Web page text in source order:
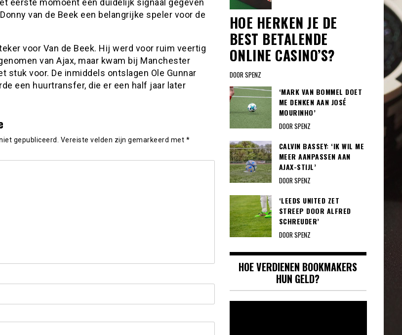
eerste momoent een duidelijk signaal gegeven
van de Beek een belangrijke speler voor de
voor Van de Beek. Hij werd voor ruim veertig
van Ajax, maar kwam bij Manchester
stuk voor. De inmiddels ontslagen Ole Gunnar
een huurtransfer, die er een half jaar later
gepubliceerd. Vereiste velden zijn gemarkeerd met *
HOE HERKEN JE DE
BEST BETALENDE
ONLINE CASINO’S?
DOOR SPENZ
‘MARK VAN BOMMEL DOET
ME DENKEN AAN JOSÉ
MOURINHO’
DOOR SPENZ
CALVIN BASSEY: ‘IK WIL ME
MEER AANPASSEN AAN
AJAX-STIJL’
DOOR SPENZ
‘LEEDS UNITED ZET
STREEP DOOR ALFRED
SCHREUDER’
DOOR SPENZ
HOE VERDIENEN BOOKMAKERS
HUN GELD?